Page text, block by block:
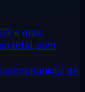
e mais
total, sem
compromisso de